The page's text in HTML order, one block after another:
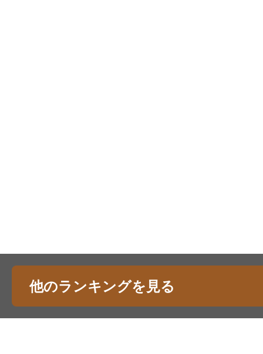
他のランキングを見る